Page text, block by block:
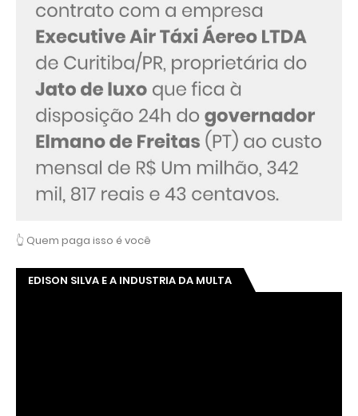
👆 Quem paga isso é você
EDISON SILVA E A INDUSTRIA DA MULTA